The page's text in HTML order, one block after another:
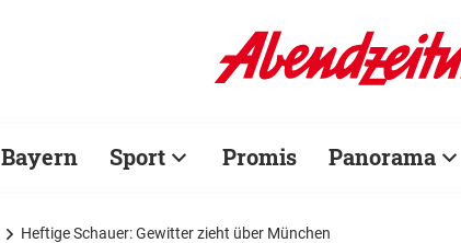
Bayern Sport Promis Panorama
Heftige Schauer: Gewitter zieht über München